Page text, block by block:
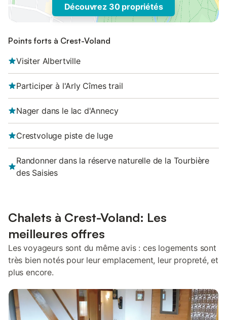
Découvrez 30 propriétés
Points forts à Crest-Voland
Visiter Albertville
Participer à l'Arly Cîmes trail
Nager dans le lac d'Annecy
Crestvoluge piste de luge
Randonner dans la réserve naturelle de la Tourbière
des Saisies
Chalets à Crest-Voland: Les
meilleures offres
Les voyageurs sont du même avis : ces logements sont
très bien notés pour leur emplacement, leur propreté, et
plus encore.